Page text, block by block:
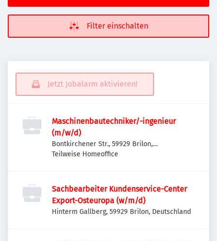
Filter einschalten
Jetzt Jobalarm aktivieren!
Maschinenbautechniker/-ingenieur
(m/w/d)
Bontkirchener Str., 59929 Brilon,
Deutschland
Teilweise Homeoffice
Sachbearbeiter Kundenservice-Center
Export-Osteuropa (w/m/d)
Hinterm Gallberg, 59929 Brilon, Deutschland